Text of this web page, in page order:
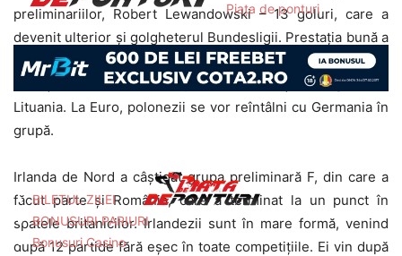
Piața de ponturi
BILETUL ZILEI
BONUSURI PARIURI
Bonusuri Casino
preliminariilor, Robert Lewandowski – 13 goluri, care a
devenit ulterior și golgheterul Bundesligii. Prestația bună a
continuat și în amicale, cu patru victorii la rând, întrerupte
de eșecul recent în compania Olandei și de egalul cu
Lituania. La Euro, polonezii se vor reîntâlni cu Germania în
grupă.
Irlanda de Nord a câștigat grupa preliminară F, din care a
făcut parte și România, care a terminat la un punct în
spatele britanicilor. Irlandezii sunt în mare formă, venind
după 12 partide fără eșec în toate competițiile. Ei vin după